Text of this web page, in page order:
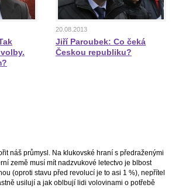
20.08.2013
Jiří Paroubek: Co čeká
Českou republiku?
náš průmysl. Na klukovské hraní s předraženými
země musí mít nadzvukové letectvo je blbost
(oproti stavu před revolucí je to asi 1 %), nepřítel
usilují a jak oblbují lidi volovinami o potřebě